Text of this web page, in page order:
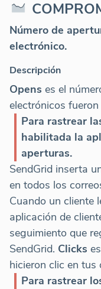
Número de
electrónico.
Descripción
Opens es el
electrónicos
Para rastrear
habilitada la
aperturas.
SendGrid inserta
en todos los
Cuando un cliente
aplicación de
seguimiento que
SendGrid. Clicks
hicieron clic en tus
Para rastrear